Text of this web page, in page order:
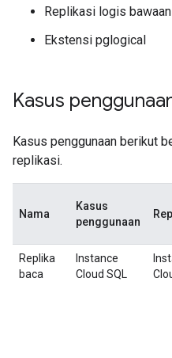
Replikasi logis bawaan
Ekstensi pglogical
Kasus
Kasus penggunaan berikut
replikasi.
Nama
Kasus
penggunaan
Replika
baca
Instance
Cloud SQL